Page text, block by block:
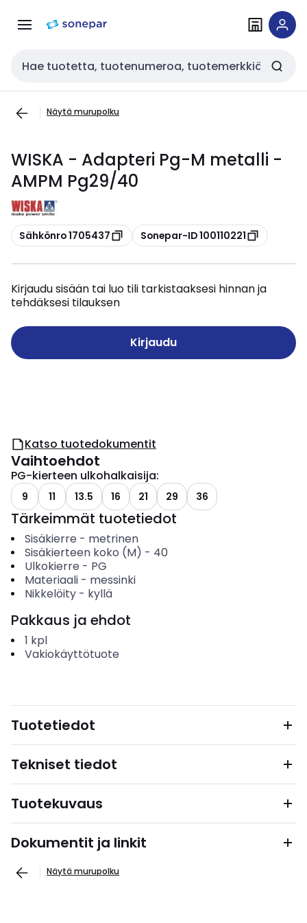
navigointiinsisältöön
Haku
Näytä murupolku
WISKA - Adapteri Pg-M metalli -
AMPM Pg29/40
Kopioi
Sähkönro 1705437 Kopioi
Sonepar-ID 100110221
Kirjaudu sisään tai luo tili tarkistaaksesi hinnan ja
tehdäksesi tilauksen
Kirjaudu
Katso tuotedokumentit
Vaihtoehdot
PG-kierteen ulkohalkaisija:
9 11 13.5 16 21 29 36
Tärkeimmät tuotetiedot
Sisäkierre - metrinen
Sisäkierteen koko (M) - 40
Ulkokierre - PG
Materiaali- messinki
Nikkelöity- kyllä
Pakkaus ja ehdot
1 kpl
Vakiokäyttötuote
Tuotetiedot
Tekniset tiedot
Tuotekuvaus
Dokumentit ja linkit
Näytä murupolku